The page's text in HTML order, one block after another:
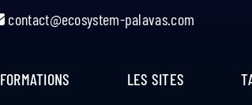
contact@ecosystem-palavas.com
FORMATIONS LES SITES